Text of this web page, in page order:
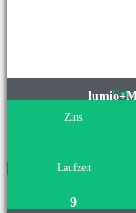
Zins
Laufzeit
9